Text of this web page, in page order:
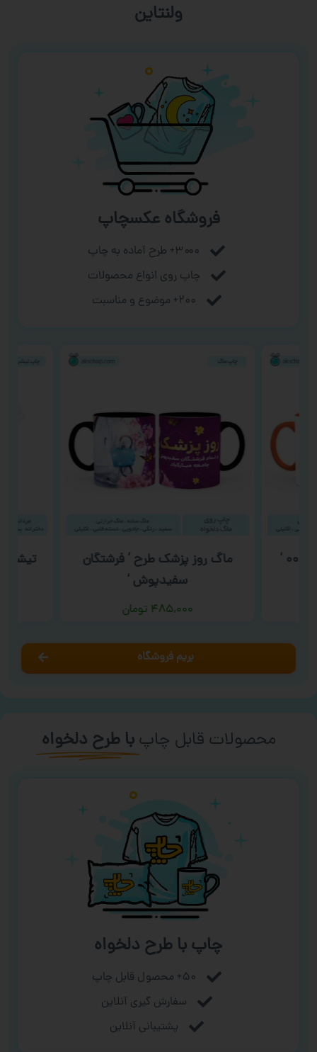
ورزشی
فروشگاه عکسچاپ
۳۰۰۰+ طرح آماده به چاپ
چاپ روی انواع محصولات
۲۰۰+ موضوع و مناسبت
ماگ روز پزشک طرح ‘ فرشتگان
سفیدپوش ‘
۴۸۵,۰۰۰ تومان
بریم فروشگاه
محصولات قابل چاپ با طرح دلخواه
چاپ با طرح دلخواه
۵۰+ محصول قابل چاپ
سفارش گیری آنلاین
پشتیبانی آنلاین